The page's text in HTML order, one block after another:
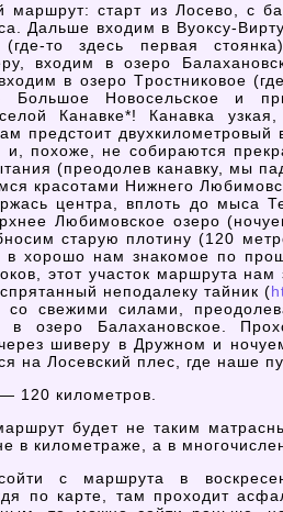
маршрут: старт из Лосево, с
Дальше входим в Вуоксу-Вирту
(где-то здесь первая
входим в озеро
в озеро Тростниковое
Большое Новосельское и
Канавке*! Канавка
предстоит
и, похоже, не собираются
(преодолев канавку, мы
красотами Нижнего
центра, вплоть до мыса
Любимовское озеро
старую плотину (120
в хорошо нам знакомое по
этот участок маршрута
неподалеку тайник (
со свежими силами,
в озеро Балахановское.
шиверу в Дружном и
на Лосевский плес, где наше
120 километров.
будет не таким
в километраже, а в
с маршрута в
по карте, там проходит